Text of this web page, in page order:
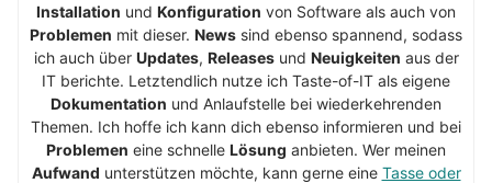
Installation und Konfiguration von Software als auch von
Problemen mit dieser. News sind ebenso spannend, sodass
ich auch über Updates, Releasesund Neuigkeiten aus der
IT berichte. Letztendlich nutze ich Taste-of-IT als eigene
Dokumentation und Anlaufstelle bei wiederkehrenden
Themen. Ich hoffe ich kann dich ebenso informieren und bei
Problemen eine schnelle Lösung anbieten. Wer meinen
Aufwand unterstützen möchte, kann gerne eine Tasse oder